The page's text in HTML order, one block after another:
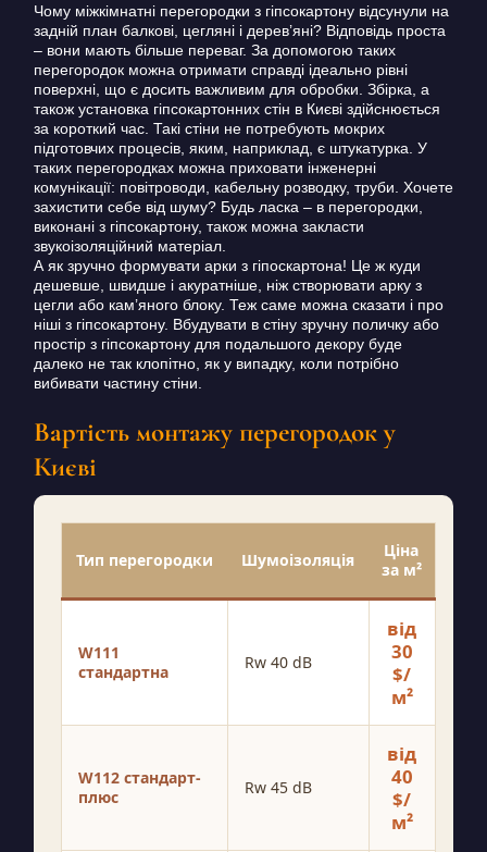
Чому міжкімнатні перегородки з гіпсокартону відсунули на
задній план балкові, цегляні і дерев’яні? Відповідь проста
– вони мають більше переваг. За допомогою таких
перегородок можна отримати справді ідеально рівні
поверхні, що є досить важливим для обробки. Збірка, а
також установка гіпсокартонних стін в Києві здійснюється
за короткий час. Такі стіни не потребують мокрих
підготовчих процесів, яким, наприклад, є штукатурка. У
таких перегородках можна приховати інженерні
комунікації: повітроводи, кабельну розводку, труби. Хочете
захистити себе від шуму? Будь ласка – в перегородки,
виконані з гіпсокартону, також можна закласти
звукоізоляційний матеріал.
А як зручно формувати арки з гіпоскартона! Це ж куди
дешевше, швидше і акуратніше, ніж створювати арку з
цегли або кам’яного блоку. Теж саме можна сказати і про
ніші з гіпсокартону. Вбудувати в стіну зручну поличку або
простір з гіпсокартону для подальшого декору буде
далеко не так клопітно, як у випадку, коли потрібно
вибивати частину стіни.
Вартість монтажу перегородок у
Києві
Тип перегородки Шумоізоляція
Ціна
за м²
W111
стандартна
Rw 40 dB
від
30
$/
м²
W112 стандарт-
плюс
Rw 45 dB
від
40
$/
м²